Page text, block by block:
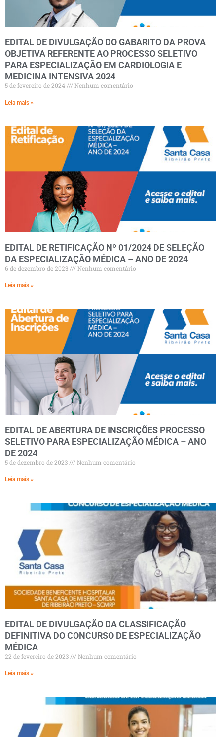
EDITAL DE DiVULGAÇÃO DO GABARITO DA PROVA
OBJETIVA REFERENTE AO PROCESSO SELETIVO
PARA ESPECIALIZAÇÃO EM CARDIOLOGIA E
MEDICINA INTENSIVA 2024
5 de fevereiro de 2024 Nenhum comentário
Leia mais »
EDITAL DE RETIFICAÇÃO Nº 01/2024 DE SELEÇÃO
DA ESPECIALIZAÇÃO MÉDICA – ANO DE 2024
6 de dezembro de 2023 Nenhum comentário
Leia mais »
EDITAL DE ABERTURA DE INSCRIÇÕES PROCESSO
SELETIVO PARA ESPECIALIZAÇÃO MÉDICA – ANO
DE 2024
5 de dezembro de 2023 Nenhum comentário
Leia mais »
EDITAL DE DIVULGAÇÃO DA CLASSIFICAÇÃO
DEFINITIVA DO CONCURSO DE ESPECIALIZAÇÃO
MÉDICA
22 de fevereiro de 2023 Nenhum comentário
Leia mais »